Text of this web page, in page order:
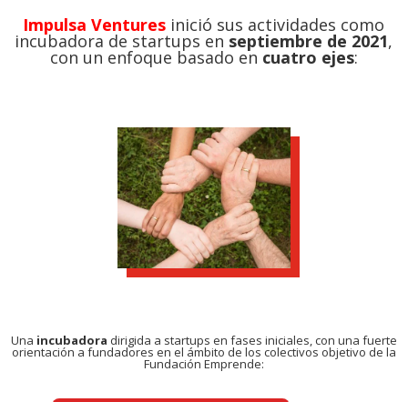
Impulsa Ventures inició sus actividades como
incubadora de startups en septiembre de 2021,
con un enfoque basado en cuatro ejes:
Una incubadora dirigida a startups en fases iniciales, con una fuerte
orientación a fundadores en el ámbito de los colectivos objetivo de la
Fundación Emprende: